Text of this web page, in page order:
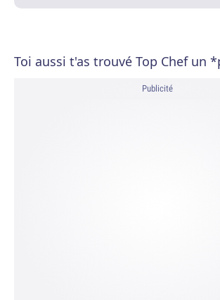
Toi aussi t'as trouvé Top Chef un
Publicité